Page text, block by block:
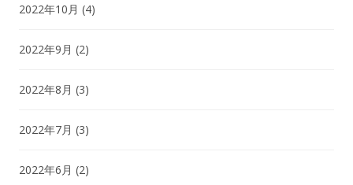
2022年10月 (4)
2022年9月 (2)
2022年8月 (3)
2022年7月 (3)
2022年6月 (2)